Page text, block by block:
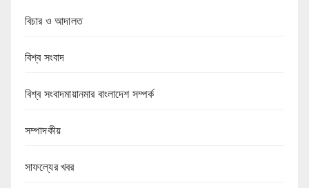
বিচার ও আদালত
বিশ্ব সংবাদ
বিশ্ব সংবাদমায়ানমার বাংলাদেশ সম্পর্ক
সম্পাদকীয়
সাফল্যের খবর